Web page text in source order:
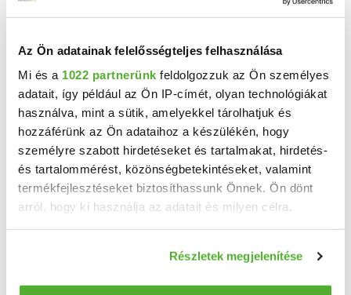
Az Ön adatainak felelősségteljes felhasználása
Mi és a 1022 partnerünk feldolgozzuk az Ön személyes
adatait, így például az Ön IP-címét, olyan technológiákat
használva, mint a sütik, amelyekkel tárolhatjuk és
hozzáférünk az Ön adataihoz a készülékén, hogy
személyre szabott hirdetéseket és tartalmakat, hirdetés-
és tartalommérést, közönségbetekintéseket, valamint
termékfejlesztéseket biztosíthassunk Önnek. Ön dönt
arról, hogy ki használja az adatait és milyen célra.
Információgyűjtés az Ön földrajzi elhelyezkedéséről
pár méteres pontossággal
Részletek megjelenítése
ingatlankeresőn!
Találj gyorsan vevőt vagy bérlőt
ingatlanodra!
Több százezer érdeklődőmár havi 7 800 Ft-tól!
Bankkártyás fizetés,korlátlan képfeltöltés
pofonegyszerű hirdetésfeladás!
HIRDETÉS FELADÁSA